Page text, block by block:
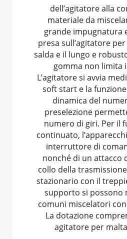
dell’agitatore alla
materiale da
grande impugnatura
presa sull’agitatore
salda e il lungo e
gomma non limita
L’agitatore si avvia
soft start e la
dinamica del
preselezione
numero di giri. Per il
continuato,
interruttore di
nonché di un attacco
collo della
stazionario con il
supporto si possono
comuni miscelatori
La dotazione
agitatore per